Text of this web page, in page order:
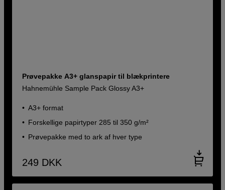
Prøvepakke A3+ glanspapir til blækprintere
Hahnemühle Sample Pack Glossy A3+
A3+ format
Forskellige papirtyper 285 til 350 g/m²
Prøvepakke med to ark af hver type
249 DKK